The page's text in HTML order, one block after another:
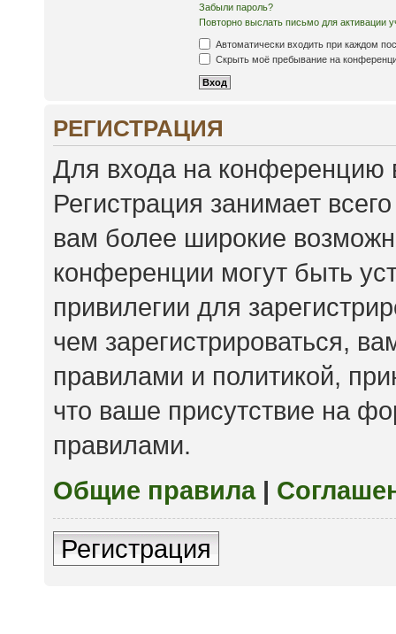
Забыли пароль?
Повторно выслать письмо для активации
Автоматически входить при каждом
Скрыть моё пребывание на
РЕГИСТРАЦИЯ
Для входа на конференцию
Регистрация занимает
вам более широкие
конференции могут быть
привилегии для
чем зарегистрироваться,
правилами и политикой,
что ваше присутствие на
правилами.
Общие правила|
Регистрация